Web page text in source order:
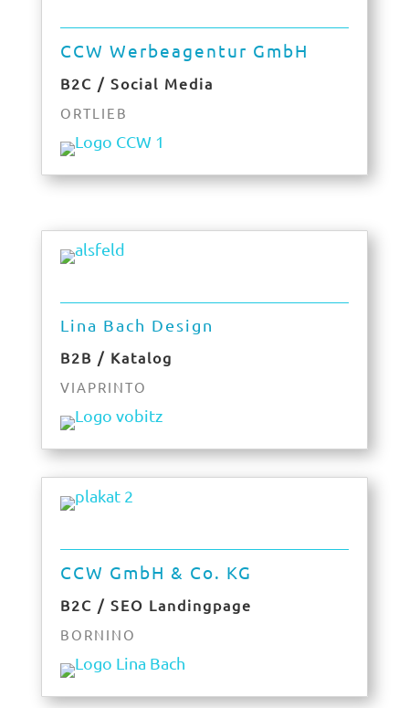
CCW Werbeagentur GmbH
B2C / Social Media
ORTLIEB
Lina Bach Design
B2B / Katalog
VIAPRINTO
CCW GmbH & Co. KG
B2C / SEO Landingpage
BORNINO